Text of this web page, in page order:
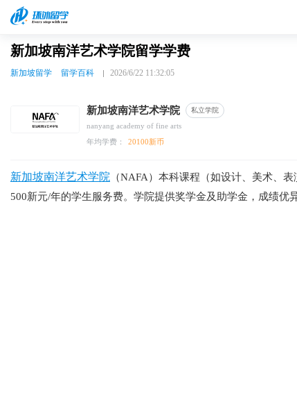
新加坡南洋艺术学院留学学费
新加坡留学 留学百科 2026/6/22 11:32:05
新加坡南洋艺术学院 私立学院
nanyang academy of fine arts
年均学费：
20100新币
新加坡南洋艺术学院 （NAFA）本科课程（如设计、美术、
500新元/年的学生服务费。学院提供奖学金及助学金，成绩优